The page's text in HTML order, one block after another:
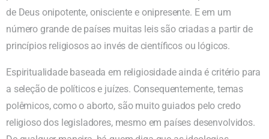
de Deus onipotente, onisciente e onipresente. E em um
número grande de países muitas leis são criadas a partir de
princípios religiosos ao invés de científicos ou lógicos.
Espiritualidade baseada em religiosidade ainda é critério para
a seleção de políticos e juízes. Consequentemente, temas
polêmicos, como o aborto, são muito guiados pelo credo
religioso dos legisladores, mesmo em países desenvolvidos.